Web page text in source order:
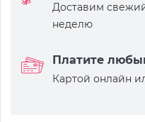
Доставим
неделю
Платите
Картой онлайн